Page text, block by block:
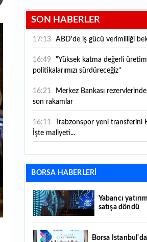
SON HABERLER
17:13 ABD'de iş gücü verimliliği
16:49
"Yüksek katma değerli üretimi destekleyen
politikalarımızı sürdüreceğiz"
16:21
son rakamlar
16:11
İşte maliyeti...
16:09 TMO 2026-2027 fındık alım fiyatlarını
açıkladı!
geriledi
15:07 Yabancı yatırımcı hissede
14:39
BORSA HABERLERİ
Yabancı
satışa döndü
Borsa